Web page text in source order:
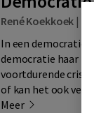
René Koekkoek |
In een democratie
democratie haar
voortdurende
of kan het ook
Meer